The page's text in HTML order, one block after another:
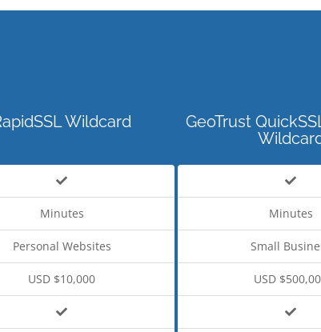
Wildcard
Minutes
Personal Websites
USD $10,000
GeoTrust
Minutes
Small
USD